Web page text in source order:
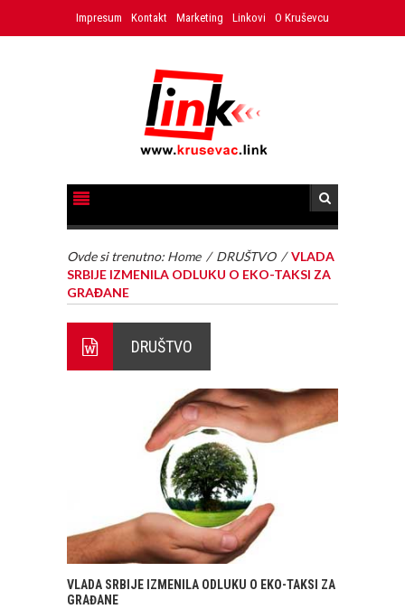
Impresum Kontakt Marketing Linkovi O Kruševcu
Ovde si trenutno: Home / DRUŠTVO /VLADA
SRBIJE IZMENILA ODLUKU O EKO-TAKSI ZA
GRAĐANE
DRUŠTVO
VLADA SRBIJE IZMENILA ODLUKU O EKO-TAKSI ZA
GRAĐANE